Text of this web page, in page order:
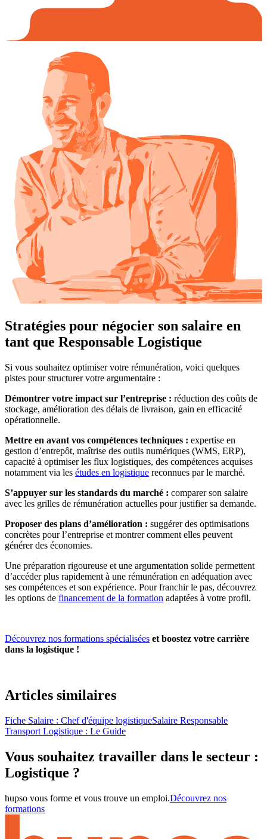
Stratégies pour négocier son salaire en
tant que Responsable Logistique
Si vous souhaitez optimiser votre rémunération, voici quelques
pistes pour structurer votre argumentaire :
Démontrer votre impact sur l’entreprise : réduction des coûts de
stockage, amélioration des délais de livraison, gain en efficacité
opérationnelle.
Mettre en avant vos compétences techniques : expertise en
gestion d’entrepôt, maîtrise des outils numériques (WMS, ERP),
capacité à optimiser les flux logistiques, des compétences acquises
notamment via les études en logistique reconnues par le marché.
S’appuyer sur les standards du marché : comparer son salaire
avec les grilles de rémunération actuelles pour justifier sa demande.
Proposer des plans d’amélioration : suggérer des optimisations
concrètes pour l’entreprise et montrer comment elles peuvent
générer des économies.
Une préparation rigoureuse et une argumentation solide permettent
d’accéder plus rapidement à une rémunération en adéquation avec
ses compétences et son expérience. Pour franchir le pas, découvrez
les options de financement de la formation adaptées à votre profil.
Découvrez nos formations spécialisées et boostez votre carrière
dans la logistique !
Articles similaires
Fiche Salaire : Chef d'équipe logistiqueSalaire Responsable
Transport Logistique : Le Guide
Vous souhaitez travailler dans le secteur :
Logistique ?
hupso vous forme et vous trouve un emploi.Découvrez nos
formations